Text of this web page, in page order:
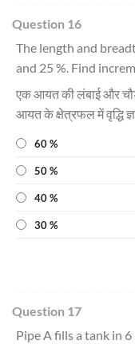
Question 16
The length and
and 25 %. Find
एक आयत की लंबाई और
आयत के क्षेत्रफल में वृद्धि
60 %
50 %
40 %
30 %
Question 17
Pipe A fills a tank in